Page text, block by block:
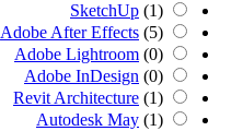
SketchUp (1)
Adobe After Effects (5)
Adobe Lightroom (0)
Adobe InDesign (0)
Revit Architecture (1)
Autodesk May (1)